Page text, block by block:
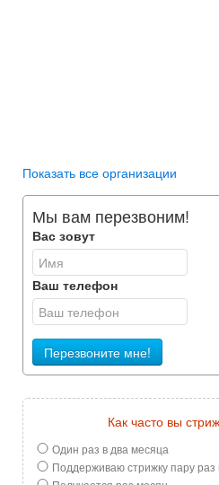
Показать все организации
Мы вам перезвоним!
Вас зовут
Ваш телефон
Перезвоните мне!
Как часто вы
Один раз в два месяца
Поддерживаю стрижку пару раз